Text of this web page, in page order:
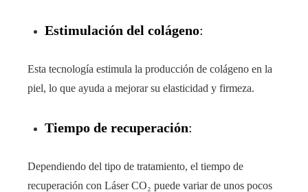
Estimulación del colágeno:
Esta tecnología estimula la producción de colágeno en la
piel, lo que ayuda a mejorar su elasticidad y firmeza.
Tiempo de recuperación:
Dependiendo del tipo de tratamiento, el tiempo de
recuperación con Láser CO₂ puede variar de unos pocos